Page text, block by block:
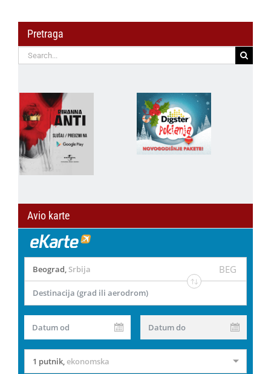
Pretraga
Search
for:
Avio karte
Beograd, Srbija BEG
Destinacija (grad ili aerodrom)
Datum od Datum do
1 putnik,ekonomska